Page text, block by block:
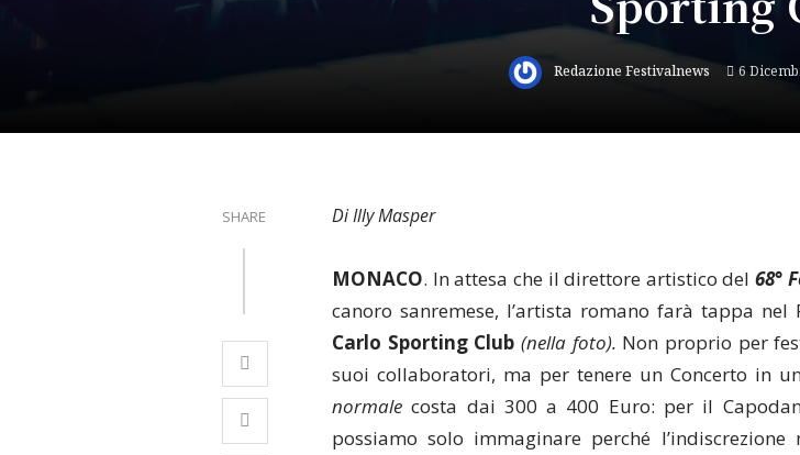
Redazione Festivalnews 6
SHARE Di Illy Masper
MONACO. In attesa che il direttore artistico del 68°
canoro sanremese, l’artista romano farà tappa
Carlo Sporting Club (nella foto). Non proprio per
suoi collaboratori, ma per tenere un Concerto in
normale costa dai 300 a 400 Euro: per il
possiamo solo immaginare perché